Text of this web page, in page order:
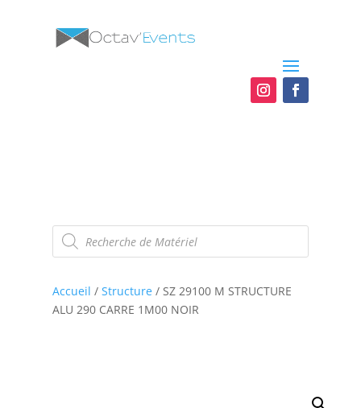
Recherche
de
produits
Accueil / Structure/ SZ 29100 M STRUCTURE
ALU 290 CARRE 1M00 NOIR